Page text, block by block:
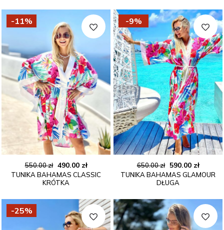
650.00 zł.490.00 zł.
-11%
550.00zł Pierwotna
cena
wynosiła:
550.00 zł.
490.00 złAktualna
cena
490.00 zł.
TUNIKA BAHAMAS CLASSIC
KRÓTKA
-9%
650.00zł
Pierwotna
cena
wynosiła:
650.00 zł.
590.00 zł
cena
590.00
TUNIKA BAHAMAS GLAMOUR
DŁUGA
-25%